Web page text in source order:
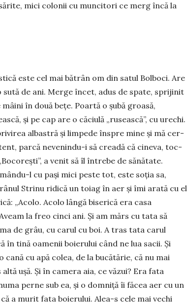
mici co­lonii cu muncitori ce merg încă la
este cel mai bătrân om din satul Bolboci. Are
sută de ani. Merge încet, adus de spate, sprijinit
mâini în două bețe. Poartă o șubă groasă,
și pe cap are o căciulă „rusească”, cu urechi.
albastră și limpede înspre mine și mă cer­
parcă nevenindu-i să creadă că cine­va, toc­
a venit să îl întrebe de sănă­tate.
l cu pași mici peste tot, este soția sa,
Strinu ridică un toiag în aer și îmi arată cu el
„Acolo. Acolo lângă biserică era casa
la freo cinci ani. Și am mărs cu tata să
de grâu, cu carul cu boi. A tras tata carul
în tină oamenii boie­rului când ne lua sacii. Și
cu apă colea, de la bucătărie, că nu mai
ușă. Și în camera aia, ce văzui? Era fata
perne sub ea, și o domniță îi făcea aer cu un
a murit fata boierului. Alea-s cele mai vechi